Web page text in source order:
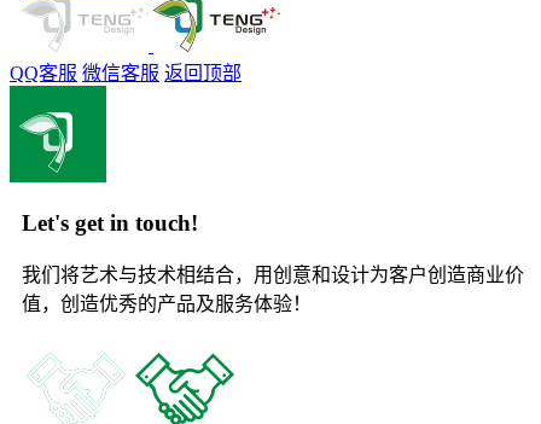
QQ客服 微信客服 返回顶部
Let's get in touch!
我们将艺术与技术相结合，用创意和设计为客户创造商业价
值，创造优秀的产品及服务体验！